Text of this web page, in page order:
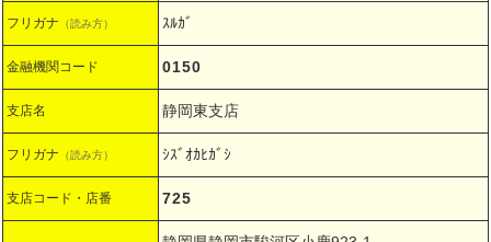
フリガナ （読み方） ｽﾙｶﾞ
金融機関コード 0150
支店名 静岡東支店
フリガナ （読み方） ｼｽﾞｵｶﾋｶﾞｼ
支店コード・店番 725